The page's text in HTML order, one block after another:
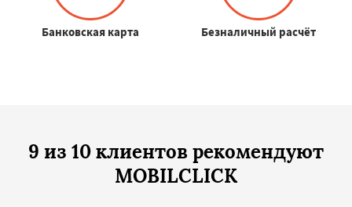
Банковская карта Безналичный расчёт
9 из 10 клиентов рекомендуют
MOBILCLICK